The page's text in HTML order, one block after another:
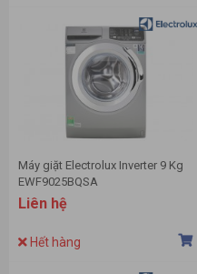
Máy giặt Electrolux Inverter 9 Kg
EWF9025BQSA
Liên hệ
Hết hàng